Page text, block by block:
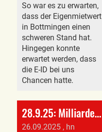
So war es zu erwarten,
dass der Eigenmietwert
in Bottmingen einen
schweren Stand hat.
Hingegen konnte
erwartet werden, dass
die E-ID bei uns
Chancen hatte.
28.9.25: Milliarden für die Reichsten?
26.09.2025 , hn